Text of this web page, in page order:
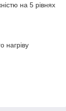
на 5 рівнях
нагріву